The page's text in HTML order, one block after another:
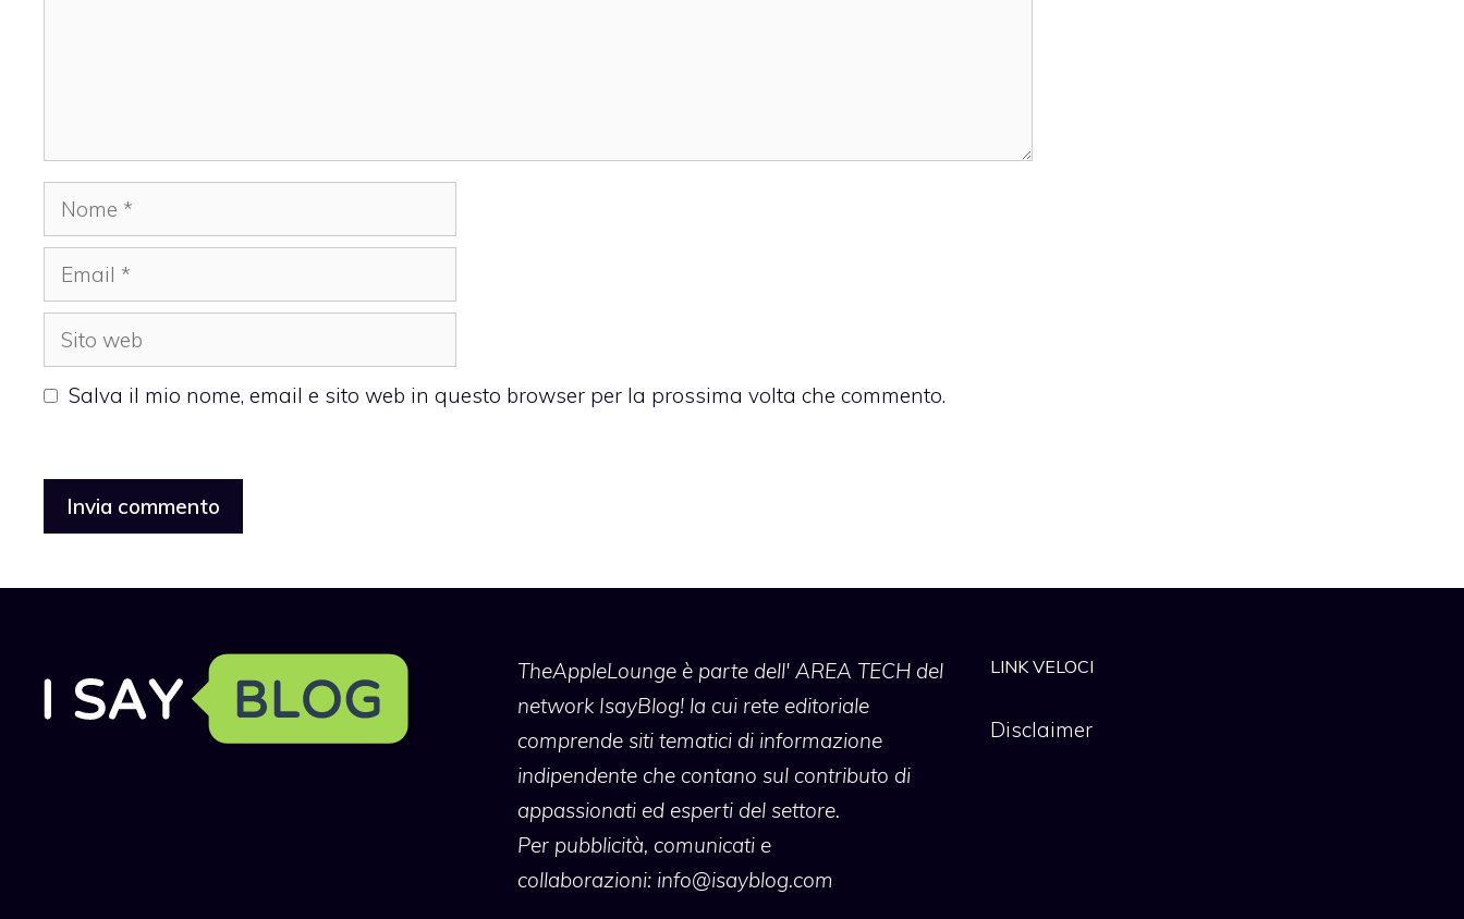
Nome
Email
Sito
web
Salva il mio nome, email e sito web in questo browser per la prossima volta che commento.
TheAppleLoungeè parte dell' AREA TECH del
network IsayBlog! la cui rete editoriale
comprende siti tematici di informazione
indipendente che contano sul contributo di
appassionati ed esperti del settore.
Per pubblicità, comunicati e
collaborazioni: info@isayblog.com
LINK VELOCI
Disclaimer